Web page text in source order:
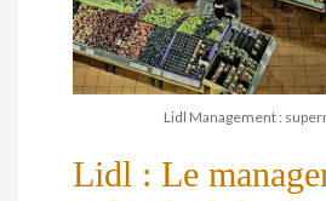
Lidl Management :
Lidl : Le